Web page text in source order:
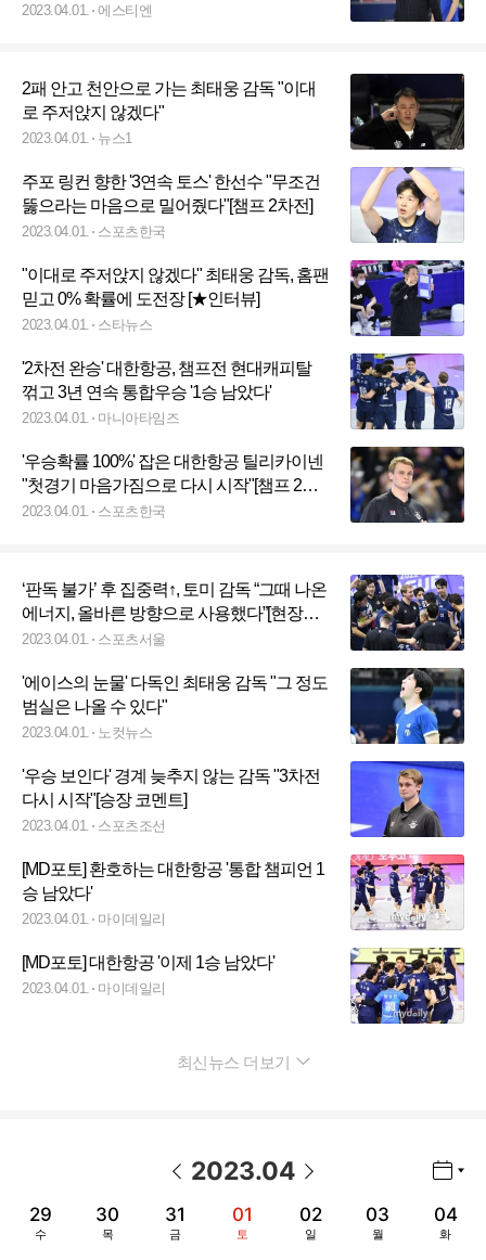
2023.04.01. 에스티엔
2패 안고 천안으로 가는 최태웅 감독 "이대
로 주저앉지 않겠다"
2023.04.01. 뉴스1
주포 링컨 향한 '3연속 토스' 한선수 "무조건
뚫으라는 마음으로 밀어줬다"[챔프 2차전]
2023.04.01. 스포츠한국
"이대로 주저앉지 않겠다" 최태웅 감독, 홈팬
믿고 0% 확률에 도전장 [★인터뷰]
2023.04.01. 스타뉴스
'2차전 완승' 대한항공, 챔프전 현대캐피탈
꺾고 3년 연속 통합우승 '1승 남았다'
2023.04.01. 마니아타임즈
'우승확률 100%' 잡은 대한항공 틸리카이넨
"첫경기 마음가짐으로 다시 시작"[챔프 2차
전]
2023.04.01. 스포츠한국
‘판독 불가’ 후 집중력↑, 토미 감독 “그때 나온
에너지, 올바른 방향으로 사용했다”[현장인
터뷰]
2023.04.01. 스포츠서울
'에이스의 눈물' 다독인 최태웅 감독 "그 정도
범실은 나올 수 있다"
2023.04.01. 노컷뉴스
'우승 보인다' 경계 늦추지 않는 감독 "3차전
다시 시작"[승장 코멘트]
2023.04.01. 스포츠조선
[MD포토] 환호하는 대한항공 '통합 챔피언 1
승 남았다'
2023.04.01. 마이데일리
[MD포토] 대한항공 '이제 1승 남았다'
2023.04.01. 마이데일리
최신뉴스 더보기
2023.04
29
수
30
목
31
금
01
토
02
일
03
월
04
화